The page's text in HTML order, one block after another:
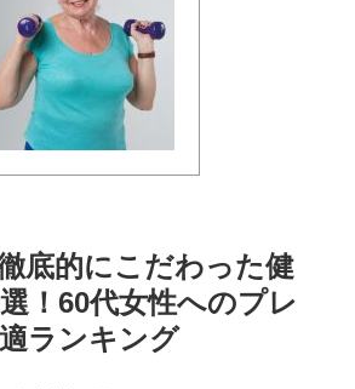
底的にこだわった健
！60代女性へのプレ
ランキング